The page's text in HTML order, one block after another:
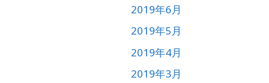
2019年6月
2019年5月
2019年4月
2019年3月